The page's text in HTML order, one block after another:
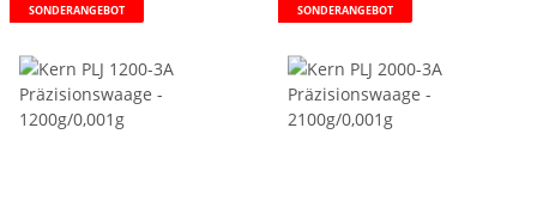
SONDERANGEBOT SONDERANGEBOT